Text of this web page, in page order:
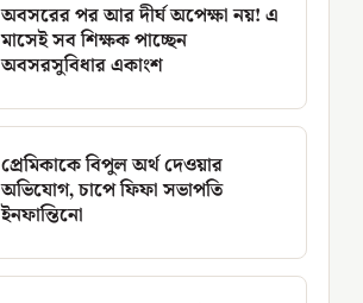
অবসরের পর আর দীর্ঘ অপেক্ষা নয়! এ
মাসেই সব শিক্ষক পাচ্ছেন
অবসরসুবিধার একাংশ
প্রেমিকাকে বিপুল অর্থ দেওয়ার
অভিযোগ, চাপে ফিফা সভাপতি
ইনফান্তিনো